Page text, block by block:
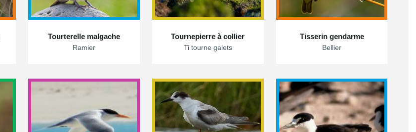
Tourterelle malgache
Ramier
Tournepierre à collier
Ti tourne galets
Tisserin gendarme
Bellier